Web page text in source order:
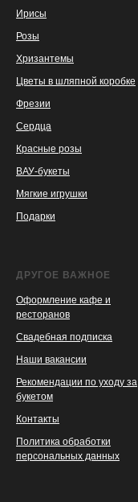
Ирисы
Розы
Хризантемы
Цветы в шляпной коробке
Фрезии
Сердца
Красные розы
ВАУ-букеты
Мягкие игрушки
Подарки
ДРУГОЕ ВАЖНОЕ
Оформление кафе и
ресторанов
Свадебная подписка
Наши вакансии
Рекомендации по уходу за
букетом
Контакты
Политика обработки
персональных данных